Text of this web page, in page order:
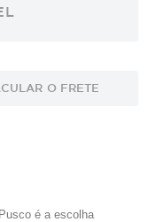
O FRETE
é a escolha